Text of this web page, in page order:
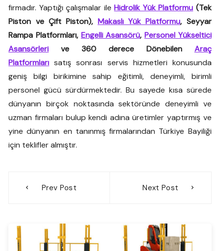
firmadır. Yaptığı çalışmalar ile Hidrolik Yük Platformu (Tek
Piston ve Çift Piston), Makaslı Yük Platformu, Seyyar
Rampa Platformları, Engelli Asansörü,Personel Yükseltici
Asansörleri ve 360 derece Dönebilen Araç
Platformları satış sonrası servis hizmetleri konusunda
geniş bilgi birikimine sahip eğitimli, deneyimli, birimli
personel gücü sürdürmektedir. Bu sayede kısa sürede
dünyanın birçok noktasında sektöründe deneyimli ve
uzman firmaları bulup kendi adına üretimler yaptırmış ve
yine dünyanın en tanınmış firmalarından Türkiye Bayiliği
için teklifler almıştır.
gezinmesi
Prev Post Next Post